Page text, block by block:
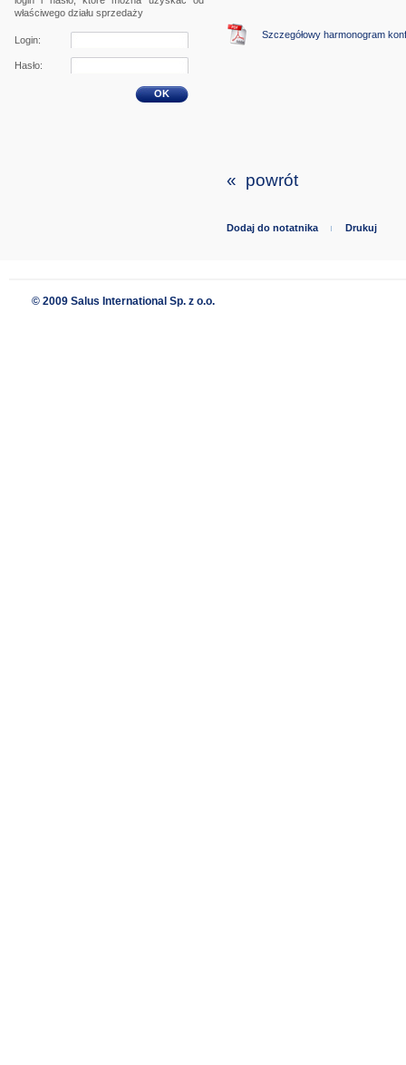
właściwego działu sprzedaży
Login:
Hasło:
OK
Szczegółowy harmonogram
« powrót
Dodaj do notatnika Drukuj
© 2009 Salus International Sp. z o.o.